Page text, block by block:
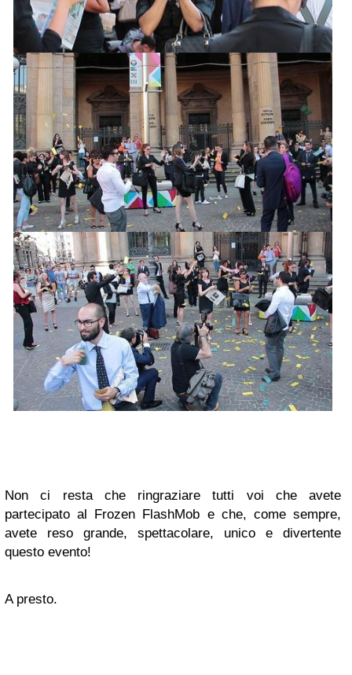
Non ci resta che ringraziare tutti voi che avete
partecipato al Frozen FlashMob e che, come sempre,
avete reso grande, spettacolare, unico e divertente
questo evento!
A presto.